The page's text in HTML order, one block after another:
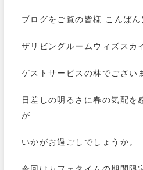
ブログをご覧の皆様 こんばん
ザリビングルームウィズスカ
ゲストサービスの林でござい
日差しの明るさに春の気配を
が
いかがお過ごしでしょうか。